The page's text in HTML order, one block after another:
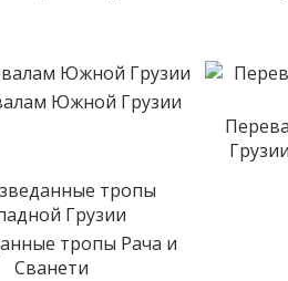
Южной Грузии
тропы Рача и
Сванети